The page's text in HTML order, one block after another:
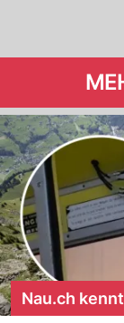
Nau.ch